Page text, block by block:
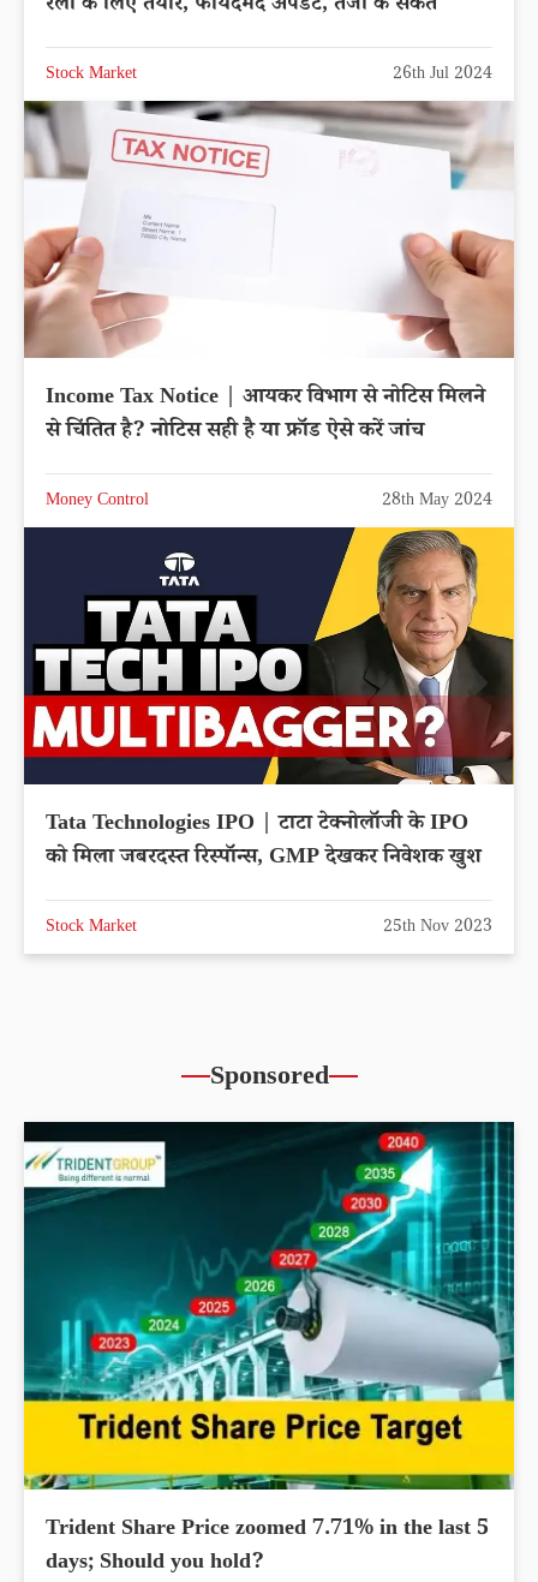
Stock Market 26th Jul 2024
Income Tax Notice | आयकर विभाग से नोटिस मिलने
से चिंतित है? नोटिस सही है या फ्रॉड ऐसे करें जांच
Money Control 28th May 2024
Tata Technologies IPO | टाटा टेक्नोलॉजी के IPO
को मिला जबरदस्त रिस्पॉन्स, GMP देखकर निवेशक खुश
Stock Market 25th Nov 2023
Sponsored
Trident Share Price zoomed 7.71% in the last 5
days; Should you hold?